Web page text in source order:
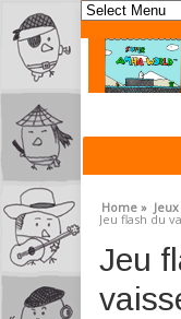
Home »
Jeu flash du
Jeu